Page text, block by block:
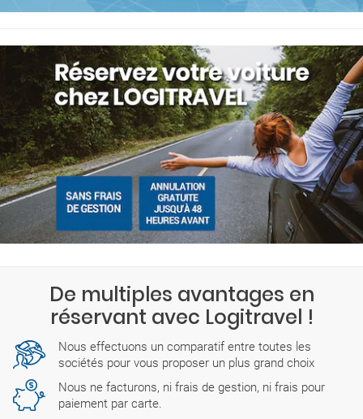
De multiples avantages en
réservant avec Logitravel !
Nous effectuons un comparatif entre toutes les
sociétés pour vous proposer un plus grand choix
Nous ne facturons, ni frais de gestion, ni frais pour
paiement par carte.